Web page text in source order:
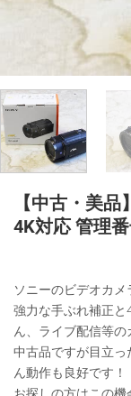
【中古・美
4K対応 管理
ソニーのビデオカメ
強力な手ぶれ補正と
ん、ライブ配信等の
中古品ですが目立っ
ん動作も良好です！